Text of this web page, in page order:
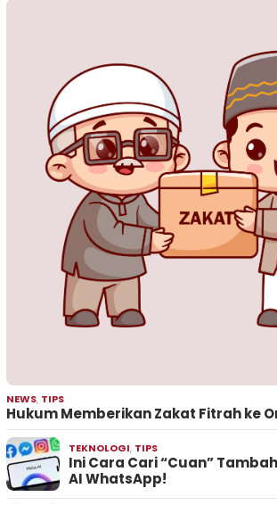
NEWS, TIPS
Hukum Memberikan Zakat Fitrah ke
TEKNOLOGI, TIPS
Ini Cara Cari “Cuan”
AI WhatsApp!